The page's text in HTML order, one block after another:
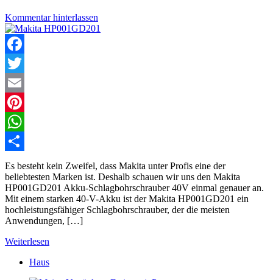
Kommentar hinterlassen
Facebook
Twitter
Email
Pinterest
WhatsApp
Teilen
Es besteht kein Zweifel, dass Makita unter Profis eine der
beliebtesten Marken ist. Deshalb schauen wir uns den Makita
HP001GD201 Akku-Schlagbohrschrauber 40V einmal genauer an.
Mit einem starken 40-V-Akku ist der Makita HP001GD201 ein
hochleistungsfähiger Schlagbohrschrauber, der die meisten
Anwendungen, […]
Weiterlesen
Haus